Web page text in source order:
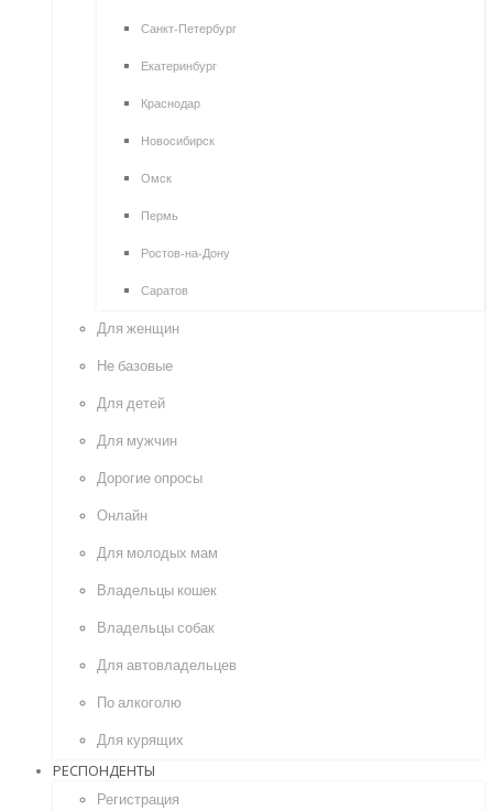
Санкт-Петербург
Екатеринбург
Краснодар
Новосибирск
Омск
Пермь
Ростов-на-Дону
Саратов
Для женщин
Не базовые
Для детей
Для мужчин
Дорогие опросы
Онлайн
Для молодых мам
Владельцы кошек
Владельцы собак
Для автовладельцев
По алкоголю
Для курящих
РЕСПОНДЕНТЫ
Регистрация